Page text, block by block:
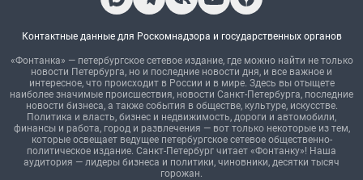
Контактные данные для Роскомнадзора и государственных органов
«Фонтанка» — петербургское сетевое издание, где можно найти не только
новости Петербурга, но и последние новости дня, и все важное и
интересное, что происходит в России и в мире. Здесь вы отыщете
наиболее значимые происшествия, новости Санкт-Петербурга, последние
новости бизнеса, а также события в обществе, культуре, искусстве.
Политика и власть, бизнес и недвижимость, дороги и автомобили,
финансы и работа, город и развлечения — вот только некоторые из тем,
которые освещает ведущее петербургское сетевое общественно-
политическое издание. Санкт-Петербург читает «Фонтанку»! Наша
аудитория — лидеры бизнеса и политики, чиновники, десятки тысяч
горожан.